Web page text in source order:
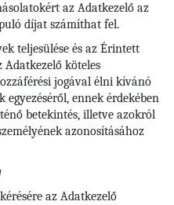
az Adatkezelő az
díjat számíthat fel.
teljesülése és az Érintett
Adatkezelő köteles
jogával élni kívánó
egyezéséről, ennek érdekében
betekintés, illetve azokról
azonosításához
az Adatkezelő